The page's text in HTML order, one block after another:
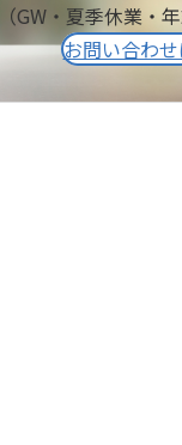
GW・夏季休業・
お問い合わ